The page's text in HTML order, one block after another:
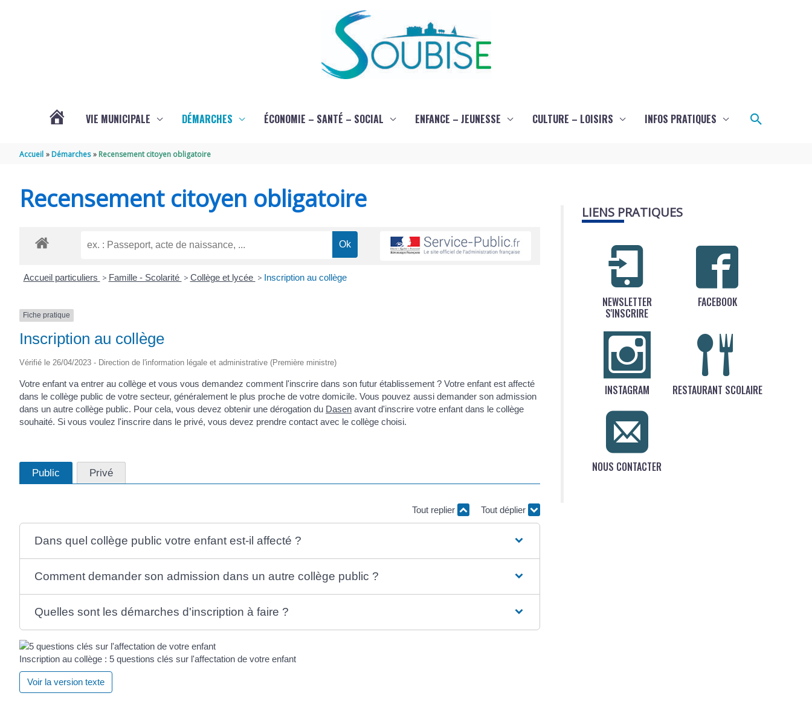
VIE MUNICIPALE DÉMARCHES ÉCONOMIE – SANTÉ – SOCIAL ENFANCE – JEUNESSE CULTURE – LOISIRS INFOS PRATIQUES
Accueil Démarches Recensement citoyen obligatoire
Recensement citoyen obligatoire
Accueil particuliers > Famille - Scolarité > Collège et lycée > Inscription au collège
Fiche pratique
Inscription au collège
Vérifié le 26/04/2023 - Direction de l'information légale et administrative (Première ministre)
Votre enfant va entrer au collège et vous vous demandez comment l'inscrire dans son futur établissement ? Votre enfant est affecté
dans le collège public de votre secteur, généralement le plus proche de votre domicile. Vous pouvez aussi demander son admission
dans un autre collège public. Pour cela, vous devez obtenir une dérogation du Dasen avant d'inscrire votre enfant dans le collège
souhaité. Si vous voulez l'inscrire dans le privé, vous devez prendre contact avec le collège choisi.
Public Privé
Tout replier Tout déplier
Dans quel collège public votre enfant est-il affecté ?
Comment demander son admission dans un autre collège public ?
Quelles sont les démarches d'inscription à faire ?
Inscription au collège : 5 questions clés sur l'affectation de votre enfant
Voir la version texte
LIENS PRATIQUES
NEWSLETTER
S'INSCRIRE
FACEBOOK
INSTAGRAM RESTAURANT SCOLAIRE
NOUS CONTACTER